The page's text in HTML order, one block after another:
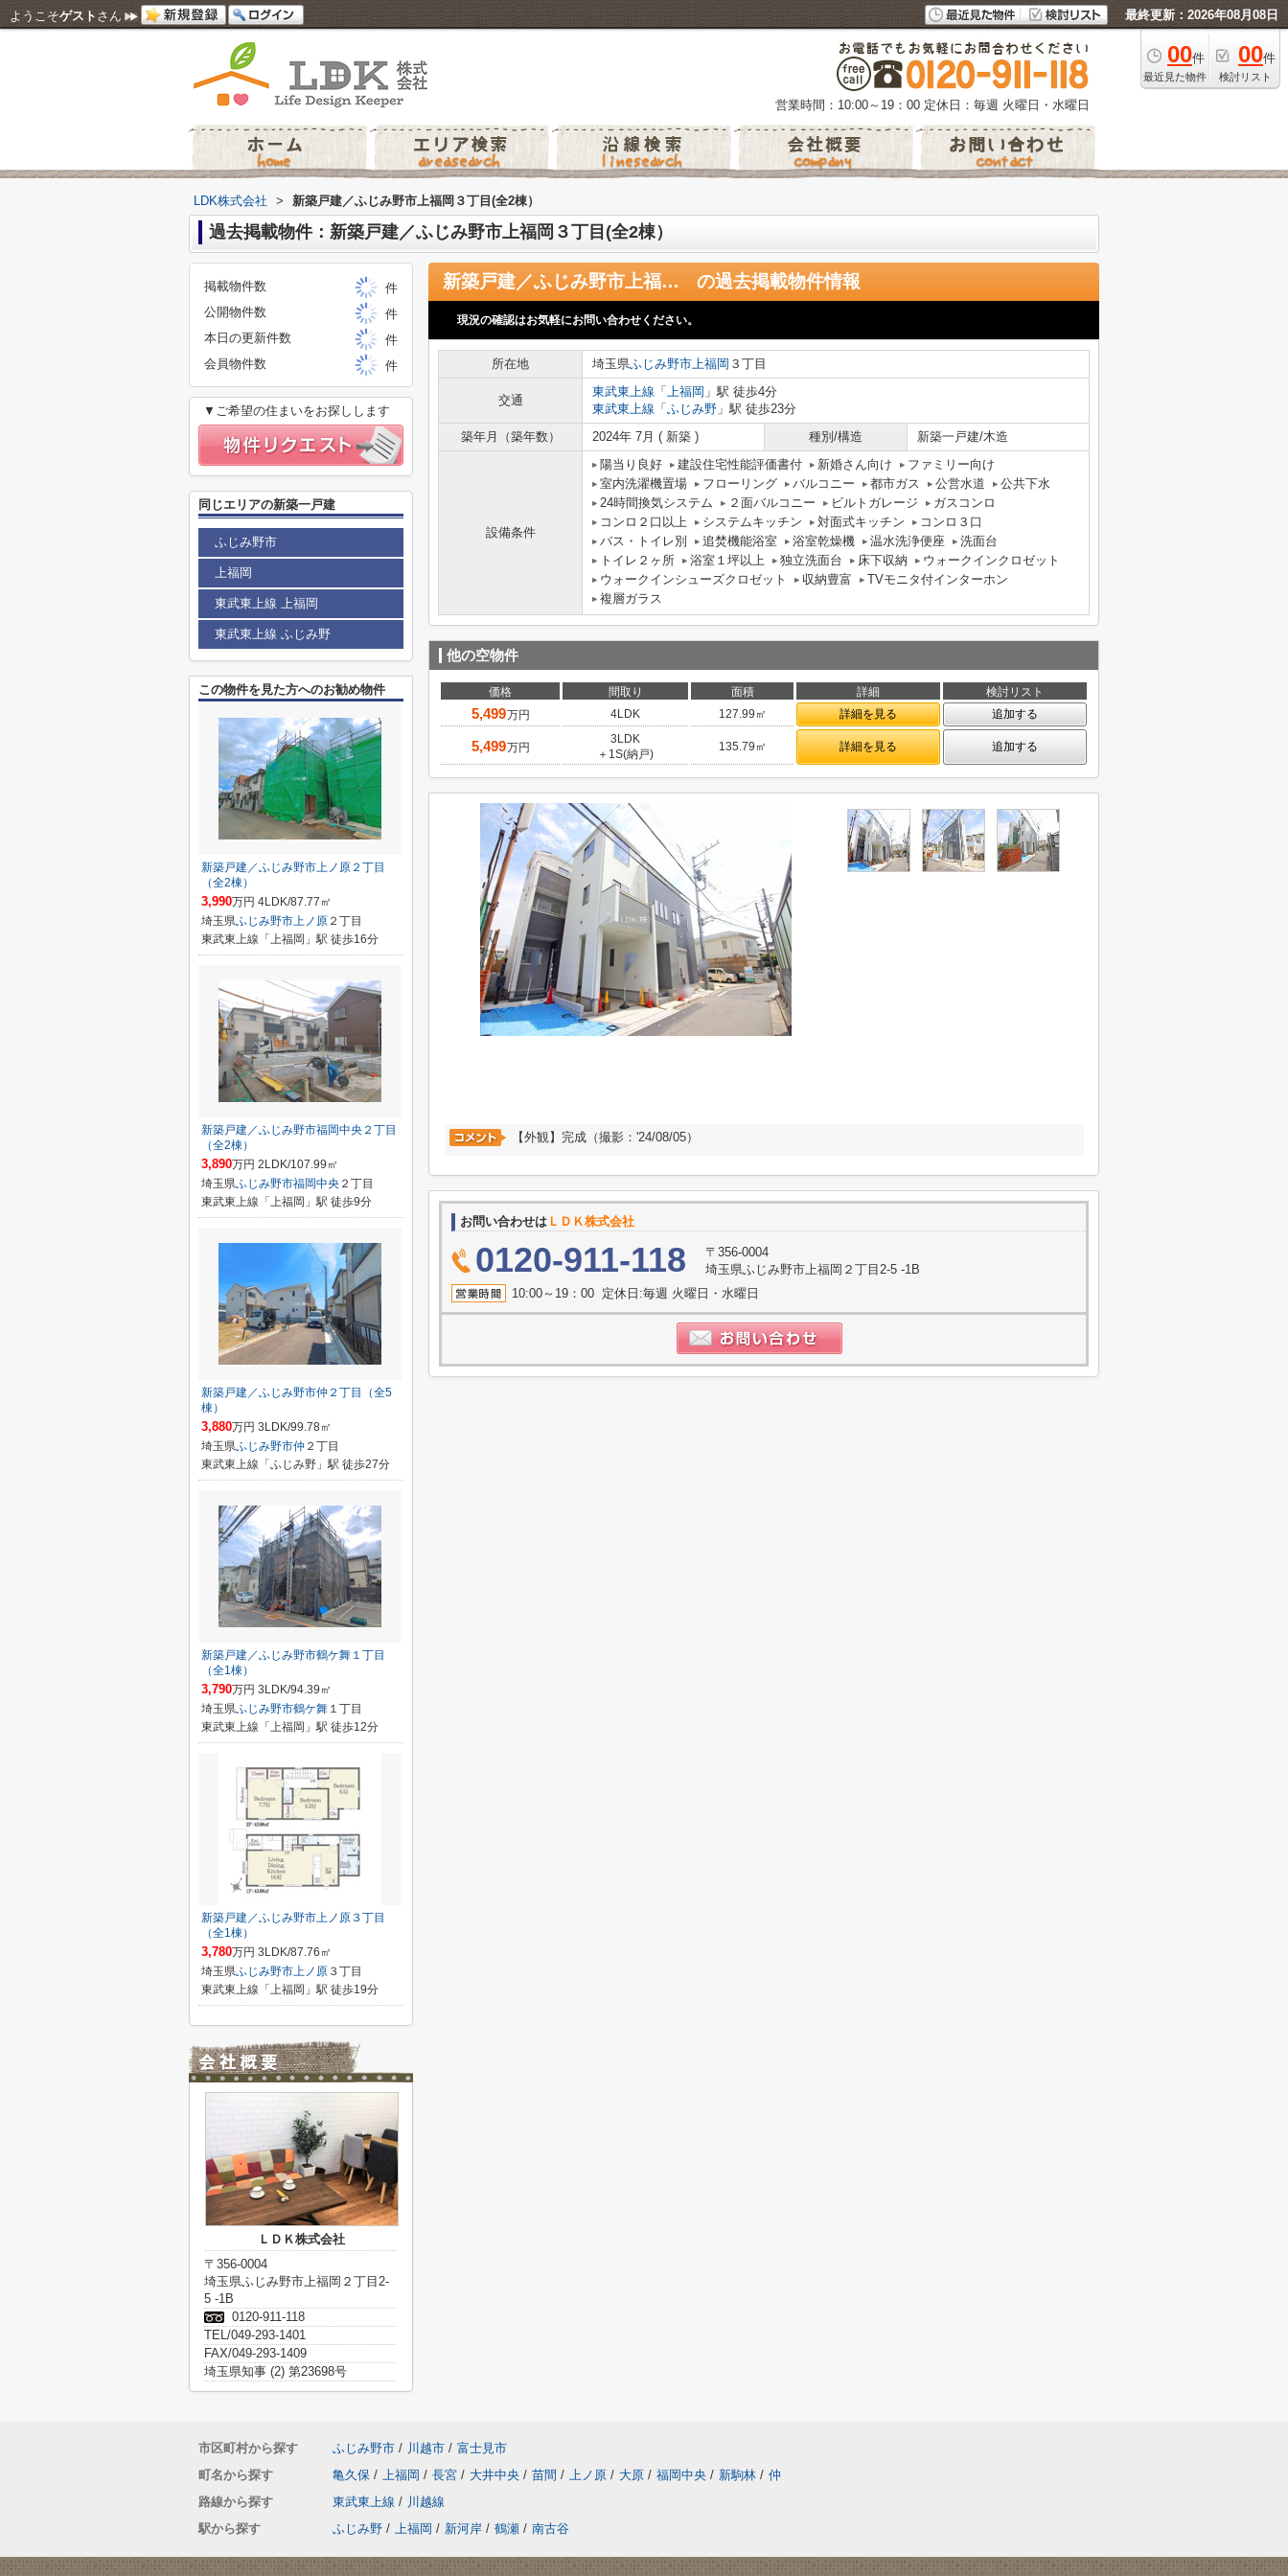
ようこそゲスト さん 最終更新：2026年08月08日
00件
最近見た物件
00件
検討リスト
営業時間：10:00～19：00 定休日：毎週 火曜日・水曜日
LDK株式会社 > 新築戸建／ふじみ野市上福岡３丁目(全2棟）
過去掲載物件：新築戸建／ふじみ野市上福岡３丁目(全2棟）
新築戸建／ふじみ野市上福岡３丁目(全2棟） の過去掲載物件情報
現況の確認はお気軽にお問い合わせください。
所在地 埼玉県ふじみ野市上福岡 ３丁目
交通
東武東上線 「 上福岡 」駅 徒歩4分
東武東上線 「 ふじみ野 」駅 徒歩23分
築年月（築年数）
2024年 7月 ( 新築 ) 種別/構造 新築一戸建/木造
設備条件
陽当り良好 建設住宅性能評価書付 新婚さん向け
ファミリー向け
室内洗濯機置場
フローリング バルコニー 都市ガス 公営水道
公共下水
24時間換気システム
２面バルコニー ビルトガレージ
ガスコンロ
コンロ２口以上
システムキッチン 対面式キッチン
コンロ３口
バス・トイレ別
追焚機能浴室 浴室乾燥機 温水洗浄便座
洗面台
トイレ２ヶ所
浴室１坪以上 独立洗面台 床下収納
ウォークインクロゼット
ウォークインシューズクロゼット
収納豊富
TVモニタ付インターホン
複層ガラス
他の空物件
価格 間取り 面積 詳細 検討リスト
5,499万円 4LDK 127.99㎡ 詳細を見る 追加する
5,499万円
3LDK
＋1S(納戸)
135.79㎡ 詳細を見る 追加する
【外観】完成（撮影：'24/08/05）
お問い合わせは ＬＤＫ株式会社
0120-911-118
〒356-0004
埼玉県ふじみ野市上福岡２丁目2-5 -1B
10:00～19：00 定休日:毎週 火曜日・水曜日
掲載物件数
件
公開物件数
件
本日の更新件数
件
会員物件数
件
▼ご希望の住まいをお探しします
同じエリアの新築一戸建
ふじみ野市
上福岡
東武東上線 上福岡
東武東上線 ふじみ野
この物件を見た方へのお勧め物件
新築戸建／ふじみ野市上ノ原２丁目
（全2棟）
3,990万円 4LDK/87.77㎡
埼玉県ふじみ野市上ノ原 ２丁目
東武東上線「上福岡」駅 徒歩16分
新築戸建／ふじみ野市福岡中央２丁目
（全2棟）
3,890万円 2LDK/107.99㎡
埼玉県ふじみ野市福岡中央 ２丁目
東武東上線「上福岡」駅 徒歩9分
新築戸建／ふじみ野市仲２丁目（全5
棟）
3,880万円 3LDK/99.78㎡
埼玉県ふじみ野市仲 ２丁目
東武東上線「ふじみ野」駅 徒歩27分
新築戸建／ふじみ野市鶴ケ舞１丁目
（全1棟）
3,790万円 3LDK/94.39㎡
埼玉県ふじみ野市鶴ケ舞 １丁目
東武東上線「上福岡」駅 徒歩12分
新築戸建／ふじみ野市上ノ原３丁目
（全1棟）
3,780万円 3LDK/87.76㎡
埼玉県ふじみ野市上ノ原 ３丁目
東武東上線「上福岡」駅 徒歩19分
ＬＤＫ株式会社
〒356-0004
埼玉県ふじみ野市上福岡２丁目2-
5 -1B
0120-911-118
TEL/049-293-1401
FAX/049-293-1409
埼玉県知事 (2) 第23698号
市区町村から探す ふじみ野市 / 川越市 / 富士見市
町名から探す
亀久保 / 上福岡 / 長宮 / 大井中央 / 苗間 / 上ノ原 / 大原 / 福岡中央 / 新駒林 / 仲
路線から探す
東武東上線 / 川越線
駅から探す
ふじみ野 / 上福岡 / 新河岸 / 鶴瀬 / 南古谷